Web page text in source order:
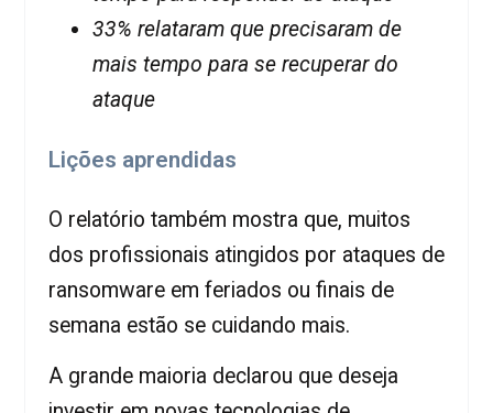
33% relataram que precisaram de
mais tempo para se recuperar do
ataque
Lições aprendidas
O relatório também mostra que, muitos
dos profissionais atingidos por ataques de
ransomware em feriados ou finais de
semana estão se cuidando mais.
A grande maioria declarou que deseja